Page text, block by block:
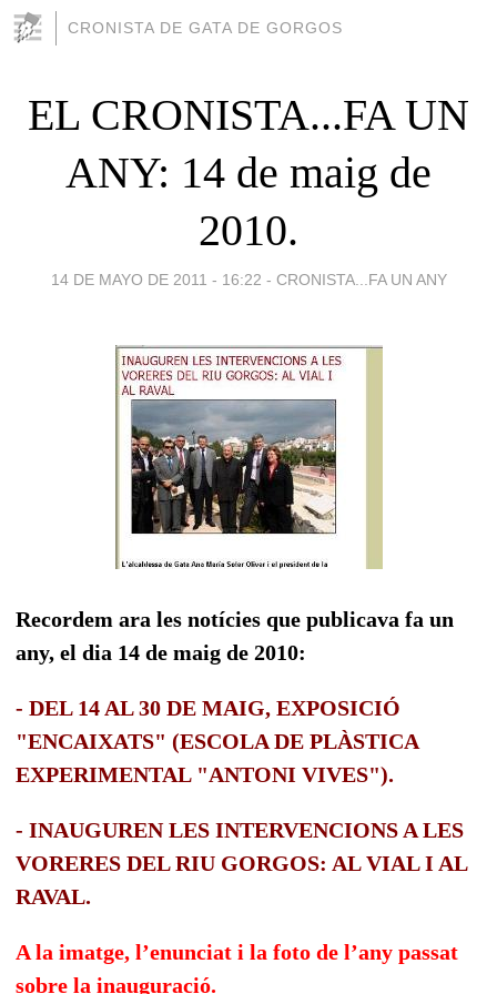
CRONISTA DE GATA DE GORGOS
EL CRONISTA...FA UN
ANY: 14 de maig de
2010.
14 DE MAYO DE 2011 - 16:22 - CRONISTA...FA UN ANY
Recordem ara les notícies que publicava fa un
any, el dia 14 de maig de 2010:
- DEL 14 AL 30 DE MAIG, EXPOSICIÓ
"ENCAIXATS" (ESCOLA DE PLÀSTICA
EXPERIMENTAL "ANTONI VIVES").
- INAUGUREN LES INTERVENCIONS A LES
VORERES DEL RIU GORGOS: AL VIAL I AL
RAVAL.
A la imatge, l’enunciat i la foto de l’any passat
sobre la inauguració.